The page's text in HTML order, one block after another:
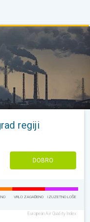
regiji
DOBRO
VRLO ZAGAĐENO IZUZETNO LOŠE
European Air Quality Index